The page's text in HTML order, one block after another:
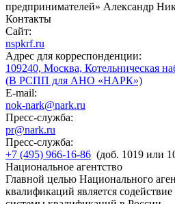
предпринимателей» Александр
Контакты
Сайт:
nspkrf.ru
Адрес для корреспонденции:
109240, Москва, Котельническая
(В РСПП для АНО «НАРК»)
E-mail:
nok-nark@nark.ru
Пресс-служба:
pr@nark.ru
Пресс-служба:
+7 (495) 966-16-86 (доб. 1019 или
Национальное агентство
Главной целью Национального
квалификаций является